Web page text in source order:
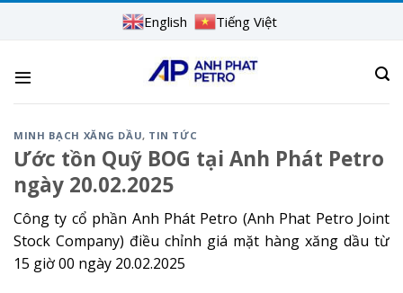
English Tiếng Việt
MINH BẠCH XĂNG DẦU, TIN TỨC
Ước tồn Quỹ BOG tại Anh Phát Petro
ngày 20.02.2025
Công ty cổ phần Anh Phát Petro (Anh Phat Petro Joint
Stock Company) điều chỉnh giá mặt hàng xăng dầu từ
15 giờ 00 ngày 20.02.2025